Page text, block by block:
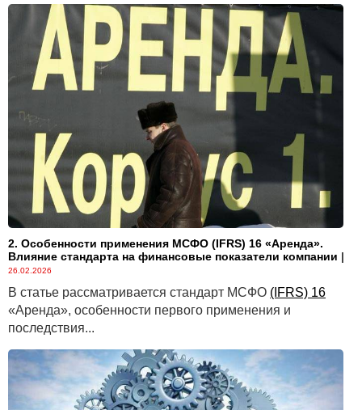
2. Особенности применения МСФО (IFRS) 16 «Аренда».
Влияние стандарта на финансовые показатели компании |
26.02.2026
В статье рассматривается стандарт МСФО (IFRS) 16
«Аренда», особенности первого применения и
последствия...